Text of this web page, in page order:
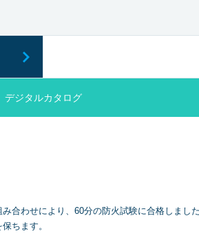
デジタルカタログ
合わせにより、60分の防火試験に合格しまし
ちます。